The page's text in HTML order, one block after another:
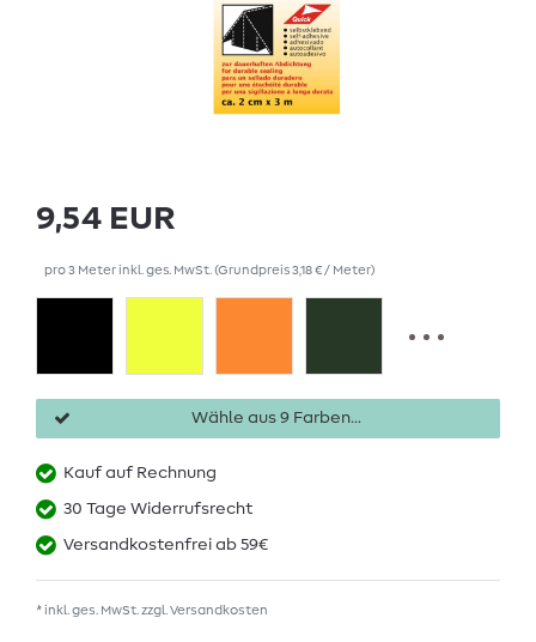
9,54 EUR
pro3 Meter inkl. ges. MwSt.(Grundpreis3,18 € / Meter)
Wähle aus 9 Farben...
Kauf auf Rechnung
30 Tage Widerrufsrecht
Versandkostenfrei ab 59€
* inkl. ges. MwSt. zzgl.Versandkosten